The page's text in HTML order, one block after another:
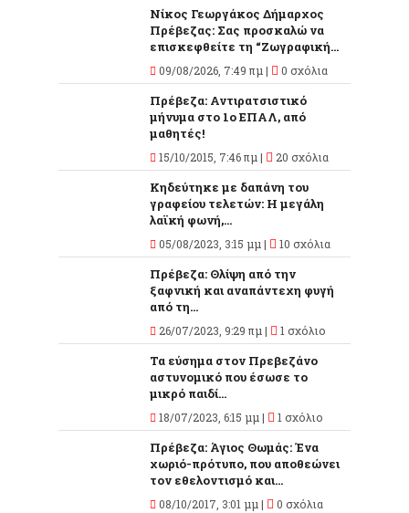
Νίκος Γεωργάκος Δήμαρχος
Πρέβεζας: Σας προσκαλώ να
επισκεφθείτε τη “Ζωγραφική...
09/08/2026, 7:49 πμ | 0 σχόλια
Πρέβεζα: Αντιρατσιστικό
μήνυμα στο 1ο ΕΠΑΛ, από
μαθητές!
15/10/2015, 7:46 πμ | 20 σχόλια
Κηδεύτηκε με δαπάνη του
γραφείου τελετών: Η μεγάλη
λαϊκή φωνή,...
05/08/2023, 3:15 μμ | 10 σχόλια
Πρέβεζα: Θλίψη από την
ξαφνική και αναπάντεχη φυγή
από τη...
26/07/2023, 9:29 πμ | 1 σχόλιο
Τα εύσημα στον Πρεβεζάνο
αστυνομικό που έσωσε το
μικρό παιδί...
18/07/2023, 6:15 μμ | 1 σχόλιο
Πρέβεζα: Άγιος Θωμάς: Ένα
χωριό-πρότυπο, που αποθεώνει
τον εθελοντισμό και...
08/10/2017, 3:01 μμ | 0 σχόλια